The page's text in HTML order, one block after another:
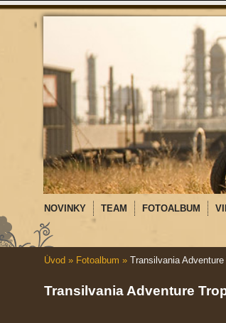
NOVINKY TEAM FOTOALBUM
Úvod » Fotoalbum » Transilvania
Transilvania Adventure